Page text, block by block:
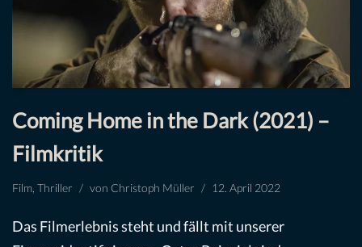
Coming Home in the Dark (2021) –
Filmkritik
Film Thriller von Christoph Müller 12. April 2022
Das Filmerlebnis steht und fällt mit unserer